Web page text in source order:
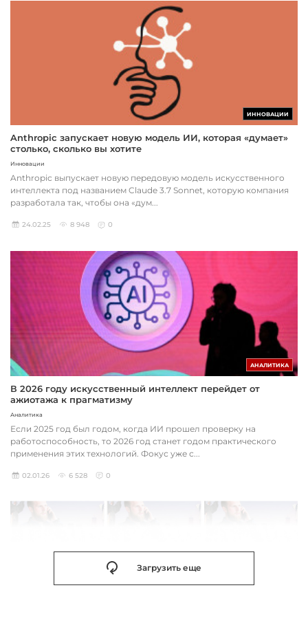
ИННОВАЦИИ
Anthropic запускает новую модель ИИ, которая «думает»
столько, сколько вы хотите
Инновации
Anthropic выпускает новую передовую модель искусственного
интеллекта под названием Claude 3.7 Sonnet, которую компания
разработала так, чтобы она «дум...
24.02.25 8 948 0
АНАЛИТИКА
В 2026 году искусственный интеллект перейдет от
ажиотажа к прагматизму
Аналитика
Если 2025 год был годом, когда ИИ прошел проверку на
работоспособность, то 2026 год станет годом практического
применения этих технологий. Фокус уже с...
02.01.26 6 528 0
Загрузить еще